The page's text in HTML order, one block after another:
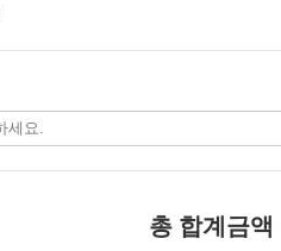
총 합계금액